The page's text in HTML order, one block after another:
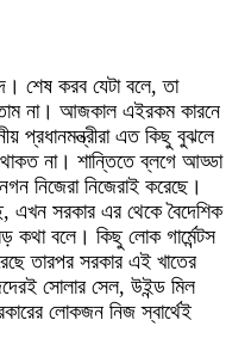
শেষ করব যেটা বলে, তা
না। আজকাল এইরকম কারনে
প্রধানমন্ত্রীরা এত কিছু বুঝলে
না। শান্তিতে ব্লগে আড্ডা
নিজেরা নিজেরাই করেছে।
এখন সরকার এর থেকে বৈদেশিক
বলে। কিছু লোক গার্মেন্টস
তারপর সরকার এই খাতের
সোলার সেল, উইন্ড মিল
লোকজন নিজ স্বার্থেই